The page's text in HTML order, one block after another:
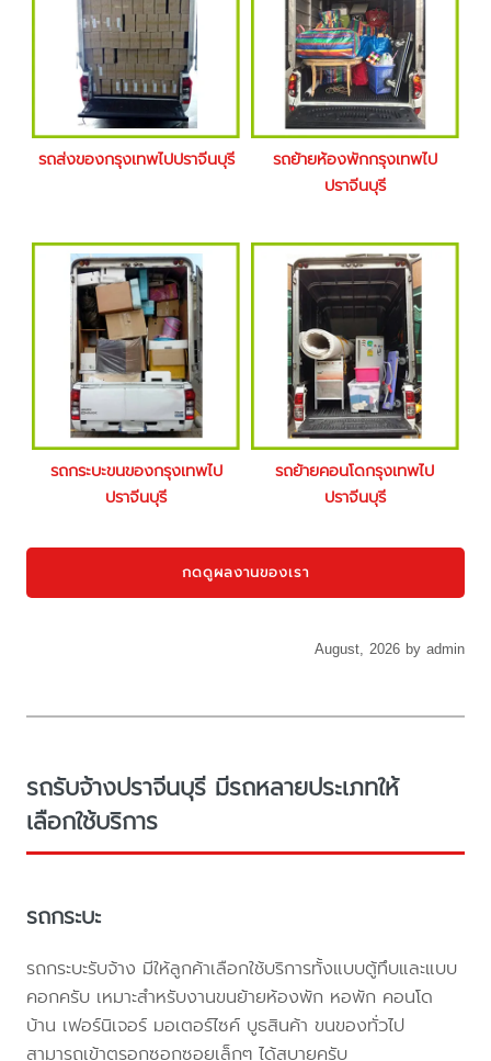
รถส่งของกรุงเทพไปปราจีนบุรี
รถย้ายห้องพักกรุงเทพไป
ปราจีนบุรี
รถกระบะขนของกรุงเทพไป
ปราจีนบุรี
รถย้ายคอนโดกรุงเทพไป
ปราจีนบุรี
กดดูผลงานของเรา
August, 2026 by admin
รถรับจ้างปราจีนบุรี มีรถหลายประเภทให้
เลือกใช้บริการ
รถกระบะ
รถกระบะรับจ้าง มีให้ลูกค้าเลือกใช้บริการทั้งแบบตู้ทึบและแบบ
คอกครับ เหมาะสำหรับงานขนย้ายห้องพัก หอพัก คอนโด
บ้าน เฟอร์นิเจอร์ มอเตอร์ไซค์ บูธสินค้า ขนของทั่วไป
สามารถเข้าตรอกซอกซอยเล็กๆ ได้สบายครับ